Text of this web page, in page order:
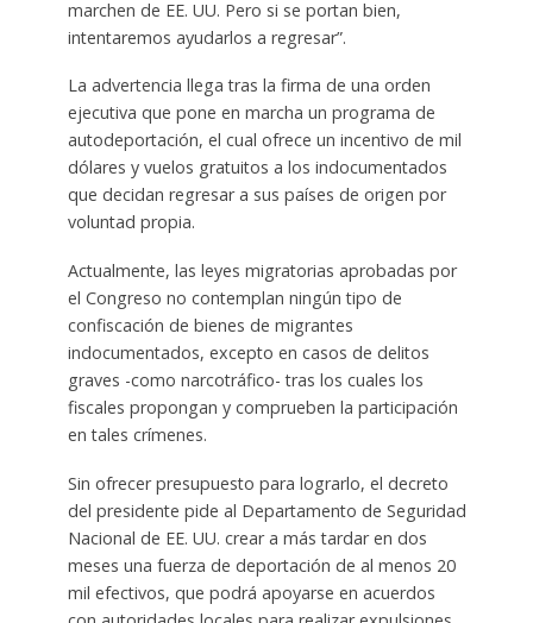
marchen de EE. UU. Pero si se portan bien,
intentaremos ayudarlos a regresar”.
La advertencia llega tras la firma de una orden
ejecutiva que pone en marcha un programa de
autodeportación, el cual ofrece un incentivo de mil
dólares y vuelos gratuitos a los indocumentados
que decidan regresar a sus países de origen por
voluntad propia.
Actualmente, las leyes migratorias aprobadas por
el Congreso no contemplan ningún tipo de
confiscación de bienes de migrantes
indocumentados, excepto en casos de delitos
graves -como narcotráfico- tras los cuales los
fiscales propongan y comprueben la participación
en tales crímenes.
Sin ofrecer presupuesto para lograrlo, el decreto
del presidente pide al Departamento de Seguridad
Nacional de EE. UU. crear a más tardar en dos
meses una fuerza de deportación de al menos 20
mil efectivos, que podrá apoyarse en acuerdos